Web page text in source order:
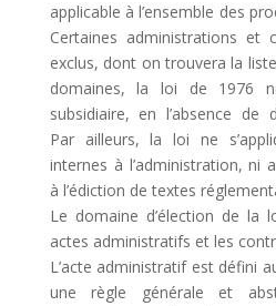
applicable à l’ensemble des
Certaines administrations et
exclus, dont on trouvera la
domaines, la loi de 1976
subsidiaire, en l’absence de
Par ailleurs, la loi ne
internes à l’administration, ni
à l’édiction de textes
Le domaine d’élection de la
actes administratifs et les
L’acte administratif est défini
une règle générale et